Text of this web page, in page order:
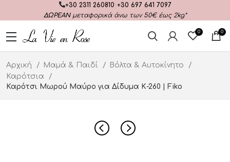
+30 2311 260810 +30 697 641 7097
ΔΩΡΕΑΝμεταφορικά άνω των 50€ έως 2kg*
0 0
Αρχική Μαμά & Παιδί
Βόλτα & Αυτοκίνητο
Καρότσια
Καρότσι Μωρού Μαύρο για Δίδυμα Κ-260 | Fiko